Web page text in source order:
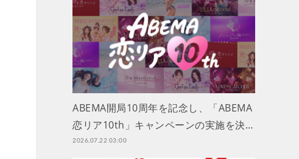
ABEMA開局10周年を記念し、「ABEMA
恋リア10th」キャンペーンの実施を決…
2026.07.22 03:00